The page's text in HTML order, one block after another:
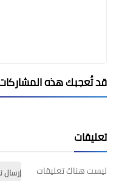
قد تُعجبك هذه
تعليقات
ليست هناك تعليقات
إرسال